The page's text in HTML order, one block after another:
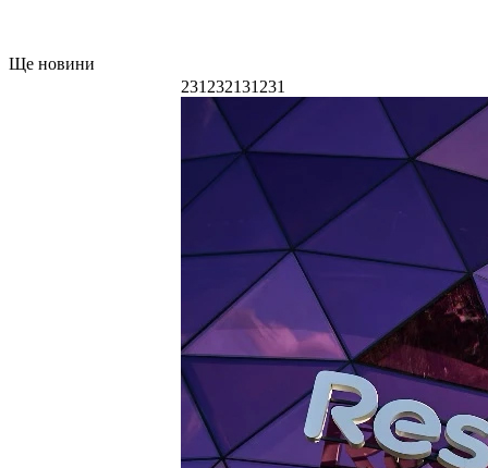
Ще новини
231232131231